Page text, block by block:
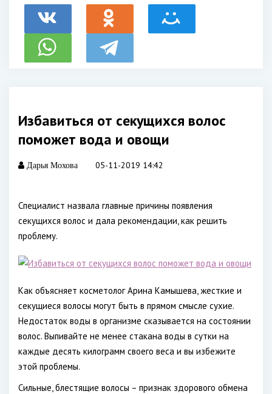
Избавиться от секущихся волос
поможет вода и овощи
Дарья Мохова 05-11-2019 14:42
Специалист назвала главные причины появления
секущихся волос и дала рекомендации, как решить
проблему.
Как объясняет косметолог Арина Камышева, жесткие и
секущиеся волосы могут быть в прямом смысле сухие.
Недостаток воды в организме сказывается на состоянии
волос. Выпивайте не менее стакана воды в сутки на
каждые десять килограмм своего веса и вы избежите
этой проблемы.
Сильные, блестящие волосы – признак здорового обмена